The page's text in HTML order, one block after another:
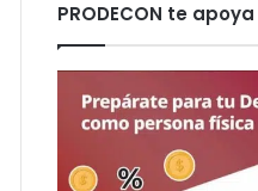
PRODECON te apoya